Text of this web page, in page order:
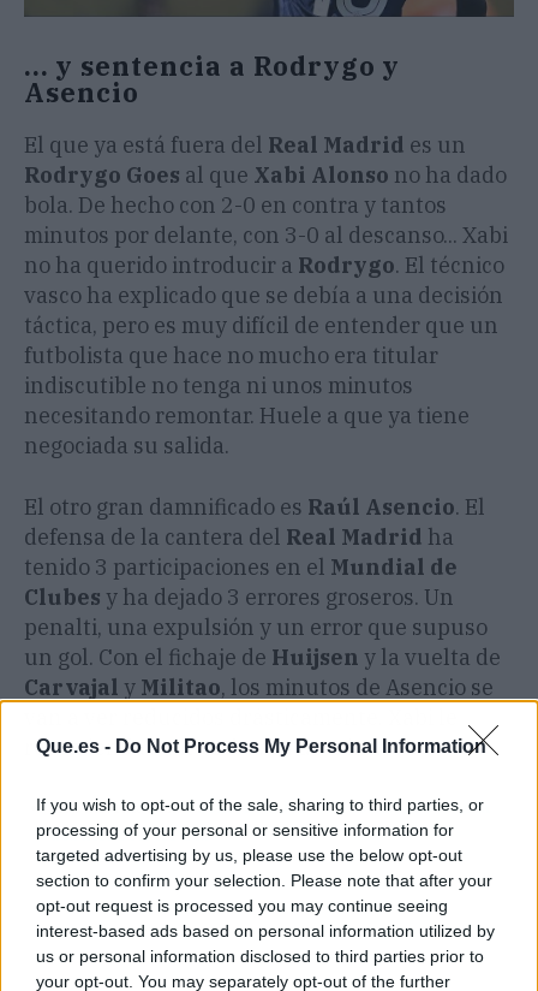
Que.es - Do Not Process My Personal Information
If you wish to opt-out of the sale, sharing to third parties, or
processing of your personal or sensitive information for
targeted advertising by us, please use the below opt-out
section to confirm your selection. Please note that after your
opt-out request is processed you may continue seeing
interest-based ads based on personal information utilized by
us or personal information disclosed to third parties prior to
your opt-out. You may separately opt-out of the further
... y sentencia a Rodrygo y
Asencio
El que ya está fuera del Real Madrid es un
Rodrygo Goes al que Xabi Alonso no ha dado
bola. De hecho con 2-0 en contra y tantos
minutos por delante, con 3-0 al descanso... Xabi
no ha querido introducir a Rodrygo. El técnico
vasco ha explicado que se debía a una decisión
táctica, pero es muy difícil de entender que un
futbolista que hace no mucho era titular
indiscutible no tenga ni unos minutos
necesitando remontar. Huele a que ya tiene
negociada su salida.
El otro gran damnificado es Raúl Asencio. El
defensa de la cantera del Real Madrid ha
tenido 3 participaciones en el Mundial de
Clubes y ha dejado 3 errores groseros. Un
penalti, una expulsión y un error que supuso
un gol. Con el fichaje de Huijsen y la vuelta de
Carvajal y Militao, los minutos de Asencio se
recomienda salir en busca de minutos.
Más información:2 sentenciados de Xabi Alonso tras la
debacle con el PSG.